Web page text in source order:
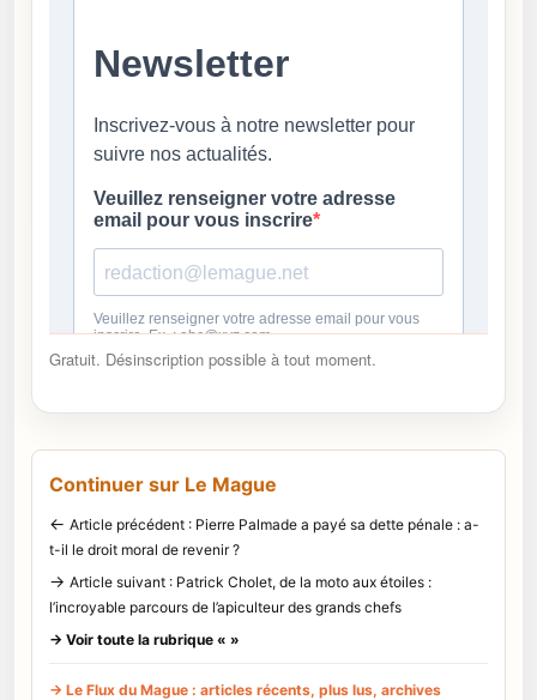
Gratuit. Désinscription possible à tout moment.
Continuer sur Le Mague
← Article précédent : Pierre Palmade a payé sa dette pénale : a-
t-il le droit moral de revenir ?
→ Article suivant : Patrick Cholet, de la moto aux étoiles :
l’incroyable parcours de l’apiculteur des grands chefs
→ Voir toute la rubrique « »
→ Le Flux du Mague : articles récents, plus lus, archives